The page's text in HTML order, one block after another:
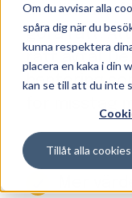
Om du avvisar alla
spåra dig när du
kunna respektera
placera en kaka i din
kan se till att du inte
Tillåt alla cookies
det lättare
göra rätt.
rätt avtal.
hantering
Mer